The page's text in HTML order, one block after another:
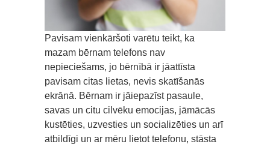
Pavisam vienkāršoti varētu teikt, ka
mazam bērnam telefons nav
nepieciešams, jo bērnībā ir jāattīsta
pavisam citas lietas, nevis skatīšanās
ekrānā. Bērnam ir jāiepazīst pasaule,
savas un citu cilvēku emocijas, jāmācās
kustēties, uzvesties un socializēties un arī
atbildīgi un ar mēru lietot telefonu, stāsta